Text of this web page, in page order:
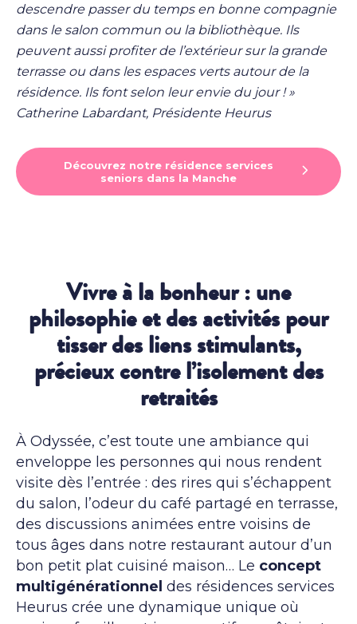
descendre passer du temps en bonne compagnie
dans le salon commun ou la bibliothèque. Ils
peuvent aussi profiter de l’extérieur sur la grande
terrasse ou dans les espaces verts autour de la
résidence. Ils font selon leur envie du jour ! »
Catherine Labardant, Présidente Heurus
Découvrez notre résidence services
seniors dans la Manche
Vivre à la bonheur : une
philosophie et des activités pour
tisser des liens stimulants,
précieux contre l’isolement des
retraités
À Odyssée, c’est toute une ambiance qui
enveloppe les personnes qui nous rendent
visite dès l’entrée : des rires qui s’échappent
du salon, l’odeur du café partagé en terrasse,
des discussions animées entre voisins de
tous âges dans notre restaurant autour d’un
bon petit plat cuisiné maison… Le concept
multigénérationnel des résidences services
Heurus crée une dynamique unique où